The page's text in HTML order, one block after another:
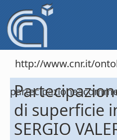
http://www.cnr.it/
di superficie
SERGIO